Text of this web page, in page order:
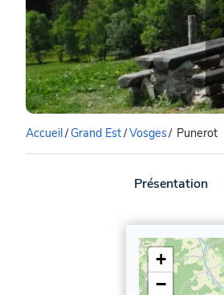
Accueil/Grand Est/Vosges/ Punerot
Présentation
+
−